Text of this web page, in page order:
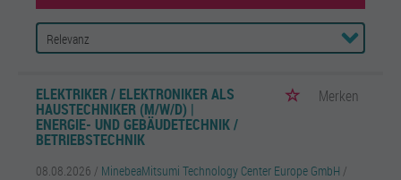
ELEKTRIKER / ELEKTRONIKER ALS
HAUSTECHNIKER (M/W/D) |
ENERGIE- UND GEBÄUDETECHNIK /
BETRIEBSTECHNIK
Merken
08.08.2026 / MinebeaMitsumi Technology Center Europe GmbH /